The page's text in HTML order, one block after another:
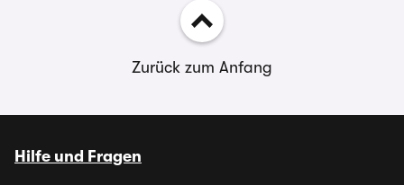
Zurück zum Anfang
Hilfe und Fragen